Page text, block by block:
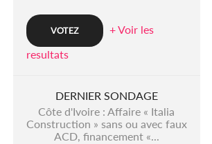
+ Voir les
resultats
DERNIER SONDAGE
Côte d'Ivoire : Affaire « Italia
Construction » sans ou avec faux
ACD, financement «...